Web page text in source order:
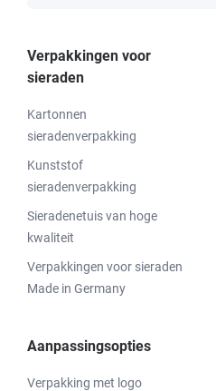
Verpakkingen voor
sieraden
Kartonnen
sieradenverpakking
Kunststof
sieradenverpakking
Sieradenetuis van hoge
kwaliteit
Verpakkingen voor sieraden
Made in Germany
Aanpassingsopties
Verpakking met logo